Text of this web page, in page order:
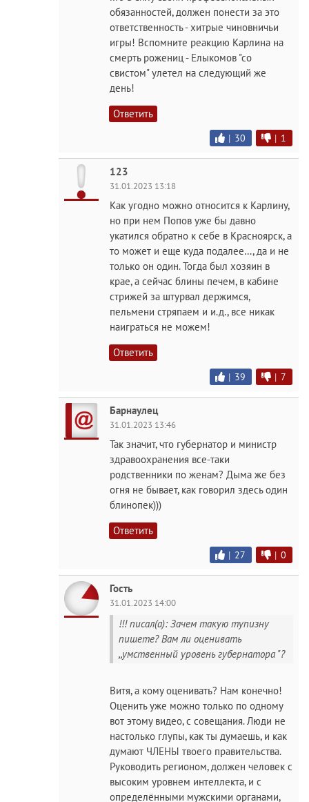
обязанностей, должен понести за это
ответственность - хитрые чиновничьи
игры! Вспомните реакцию Карлина на
смерть рожениц - Елыкомов "со
свистом" улетел на следующий же
день!
Ответить
| 30 | 1
123
31.01.2023 13:18
Как угодно можно относится к Карлину,
но при нем Попов уже бы давно
укатился обратно к себе в Красноярск, а
то может и еще куда подалее…, да и не
только он один. Тогда был хозяин в
крае, а сейчас блины печем, в кабине
стрижей за штурвал держимся,
пельмени стряпаем и и.д., все никак
наиграться не можем!
Ответить
| 39 | 7
Барнаулец
31.01.2023 13:46
Так значит, что губернатор и министр
здравоохранения все-таки
родственники по женам? Дыма же без
огня не бывает, как говорил здесь один
блинопек)))
Ответить
| 27 | 0
Гость
31.01.2023 14:00
!!! писал(а): Зачем такую тупизну
пишете? Вам ли оценивать
,,умственный уровень губернатора "?
Витя, а кому оценивать? Нам конечно!
Оценить уже можно только по одному
вот этому видео, с совещания. Люди не
настолько глупы, как ты думаешь, и как
думают ЧЛЕНЫ твоего правительства.
Руководить регионом, должен человек с
высоким уровнем интеллекта, и с
определёнными мужскими органами,